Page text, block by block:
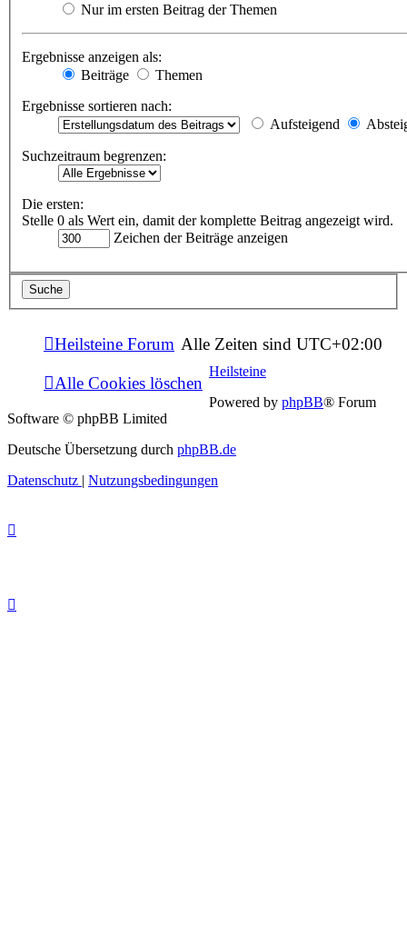
Nur im ersten Beitrag der Themen
Ergebnisse anzeigen als:
Beiträge
Themen
Ergebnisse sortieren nach:
Aufsteigend
Suchzeitraum begrenzen:
Die ersten:
Stelle 0 als Wert ein, damit der komplette Beitrag angezeigt wird.
Zeichen der Beiträge anzeigen
Heilsteine Forum Alle Zeiten sind UTC+02:00
Alle Cookies löschen
Heilsteine
Powered by phpBB® Forum
Software © phpBB Limited
Deutsche Übersetzung durch phpBB.de
Datenschutz | Nutzungsbedingungen